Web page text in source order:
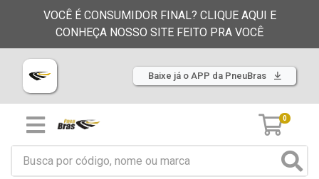
VOCÊ É CONSUMIDOR FINAL? CLIQUE AQUI E
CONHEÇA NOSSO SITE FEITO PRA VOCÊ
Baixe já o APP da PneuBras
0